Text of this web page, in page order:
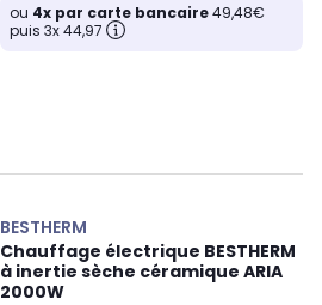
ou 4x par carte bancaire49,48€
puis 3x 44,97
BESTHERM
Chauffage électrique BESTHERM
à inertie sèche céramique ARIA
2000W